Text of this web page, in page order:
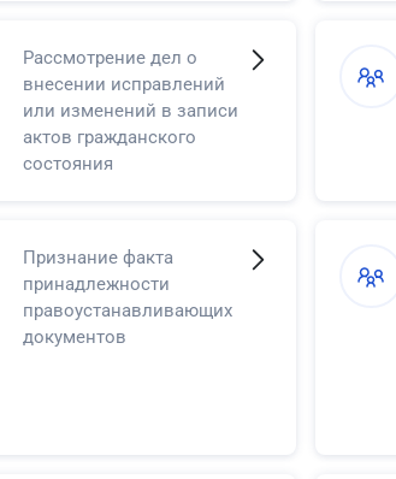
Рассмотрение дел о
внесении исправлений
или изменений в записи
актов гражданского
состояния
Признание факта
принадлежности
правоустанавливающих
документов